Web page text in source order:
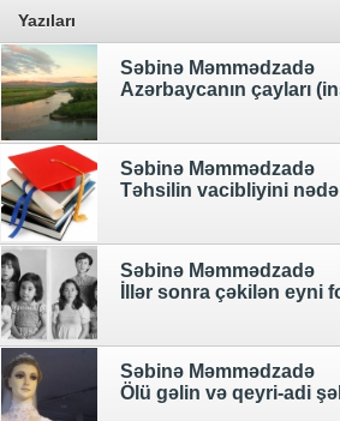
Yazıları
Səbinə Məmmədzadə
Azərbaycanın çayları
Səbinə Məmmədzadə
Təhsilin vacibliyini nədə
Səbinə Məmmədzadə
İllər sonra çəkilən eyni
Səbinə Məmmədzadə
Ölü gəlin və qeyri-adi